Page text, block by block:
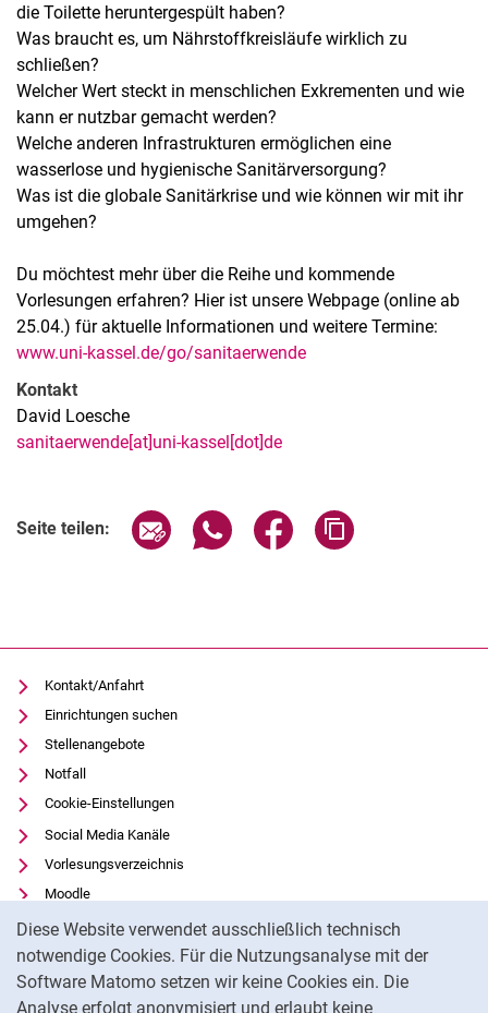
Diese Website verwendet ausschließlich technisch
notwendige Cookies. Für die Nutzungsanalyse mit der
Software Matomo setzen wir keine Cookies ein. Die
Analyse erfolgt anonymisiert und erlaubt keine
die Toilette heruntergespült haben?
Was braucht es, um Nährstoffkreisläufe wirklich zu
schließen?
Welcher Wert steckt in menschlichen Exkrementen und wie
kann er nutzbar gemacht werden?
Welche anderen Infrastrukturen ermöglichen eine
wasserlose und hygienische Sanitärversorgung?
Was ist die globale Sanitärkrise und wie können wir mit ihr
umgehen?
Du möchtest mehr über die Reihe und kommende
Vorlesungen erfahren? Hier ist unsere Webpage (online ab
25.04.) für aktuelle Informationen und weitere Termine:
www.uni-kassel.de/go/sanitaerwende
Kontakt
David Loesche
sanitaerwende[at]uni-kassel[dot]de
Seite teilen: Seite über E-Mail teilen
Seite über WhatsApp teilen
Seite über Facebook
Kontakt/Anfahrt
Einrichtungen suchen
Stellenangebote
Notfall
Cookie-Einstellungen
Social Media Kanäle
Vorlesungsverzeichnis
Moodle
Panopto
Universitätsbibliothek
Datenschutz